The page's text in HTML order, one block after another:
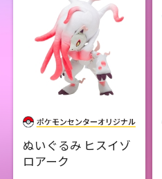
ぬいぐるみ ヒスイゾ
ロアーク